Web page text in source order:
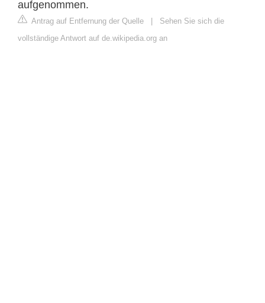
aufgenommen.
Antrag auf Entfernung der Quelle | Sehen Sie sich die
vollständige Antwort auf de.wikipedia.org an